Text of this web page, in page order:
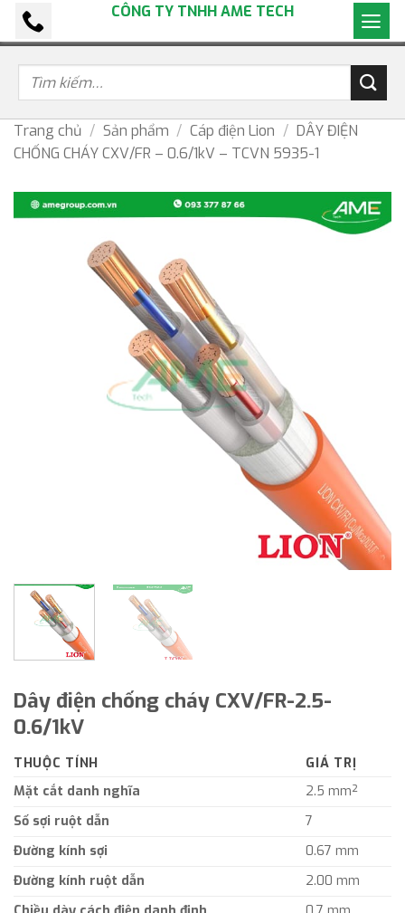
dung
CÔNG TY TNHH AME TECH
Trang chủ / Sản phẩm / Cáp điện Lion / DÂY ĐIỆN
CHỐNG CHÁY CXV/FR – 0.6/1kV – TCVN 5935-1
Dây điện chống cháy CXV/FR-2.5-
0.6/1kV
THUỘC TÍNH
GIÁ TRỊ
Mặt cắt danh nghĩa
2.5 mm²
Số sợi ruột dẫn
7
Đường kính sợi
0.67 mm
Đường kính ruột dẫn
2.00 mm